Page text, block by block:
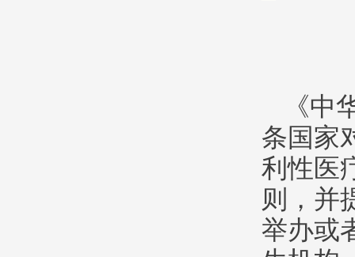
《
条国家
利性医
则，并
举办或